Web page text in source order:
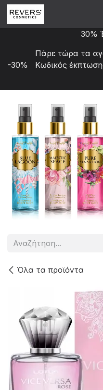
Skip to Content
30%
Πάρε τώρα τα
-30% Κωδικός
Όλα τα προϊόντα